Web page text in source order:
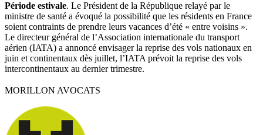
Période estivale. Le Président de la République relayé par le
ministre de santé a évoqué la possibilité que les résidents en France
soient contraints de prendre leurs vacances d’été « entre voisins ».
Le directeur général de l’Association internationale du transport
aérien (IATA) a annoncé envisager la reprise des vols nationaux en
juin et continentaux dès juillet, l’IATA prévoit la reprise des vols
intercontinentaux au dernier trimestre.
MORILLON AVOCATS